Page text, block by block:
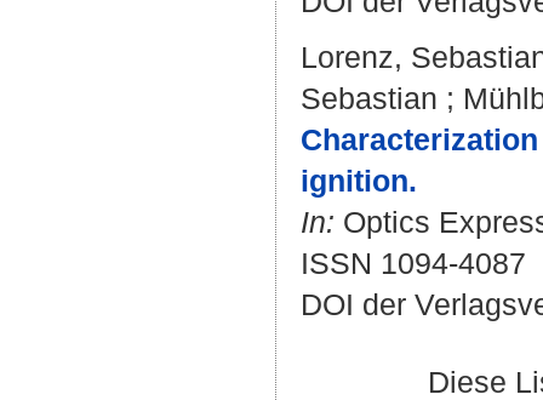
Lorenz,
Sebastian ;
ignition.
In: Optics
ISSN 1094-4087
DOI der
Diese